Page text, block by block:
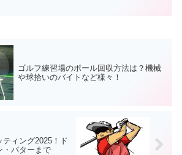
ゴルフ練習場のボール回収方法は？機械
や球拾いのバイトなど様々！
ィング2025！ド
・パターまで